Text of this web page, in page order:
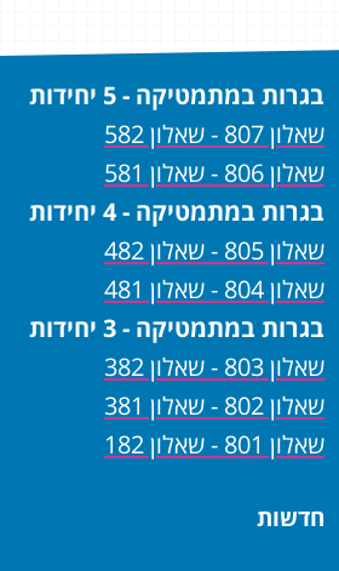
בגרות במתמטיקה - 5 יחידות
שאלון 807 - שאלון 582
שאלון 806 - שאלון 581
בגרות במתמטיקה - 4 יחידות
שאלון 805 - שאלון 482
שאלון 804 - שאלון 481
בגרות במתמטיקה - 3 יחידות
שאלון 803 - שאלון 382
שאלון 802 - שאלון 381
שאלון 801 - שאלון 182
חדשות